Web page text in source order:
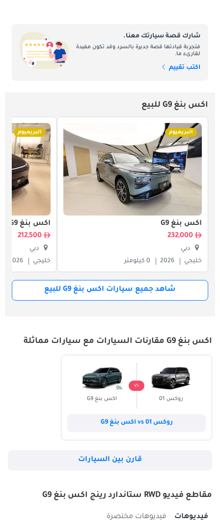
شارك قصة سيارتك معنا.
فتجربة قيادتها قصة جديرة بالسرد وقد تكون مفيدة
لقارىء ما.
اكتب تقييم
اكس بنغ G9 للبيع
البريميوم
اكس بنغ G9
232,000
دبي
خليجي
2026 0 كيلومتر
البريميوم
اكس بنغ G9
212,500
دبي
خليجي
2026
شاهد جميع سيارات اكس بنغ G9 للبيع
اكس بنغ G9 مقارنات السيارات مع سيارات مماثلة
روكس 01
VS
اكس بنغ G9
روكس 01 vs اكس بنغ G9
قارن بين السيارات
مقاطع فيديو RWD ستاندارد رينج اكس بنغ G9
فيديوهات فيديوهات مختصرة